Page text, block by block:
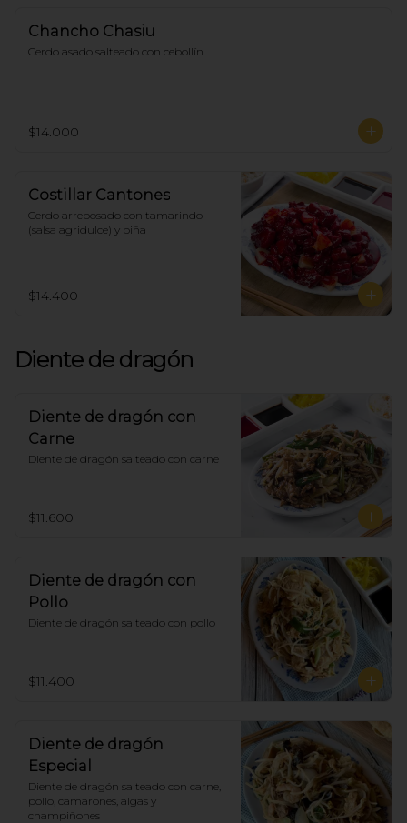
Chancho Chasiu
Cerdo asado salteado con cebollín
$14.000
Costillar Cantones
Cerdo arrebosado con tamarindo
(salsa agridulce) y piña
$14.400
Diente de dragón
Diente de dragón con
Carne
Diente de dragón salteado con carne
$11.600
Diente de dragón con
Pollo
Diente de dragón salteado con pollo
$11.400
Diente de dragón
Especial
Diente de dragón salteado con carne,
pollo, camarones, algas y
champiñones